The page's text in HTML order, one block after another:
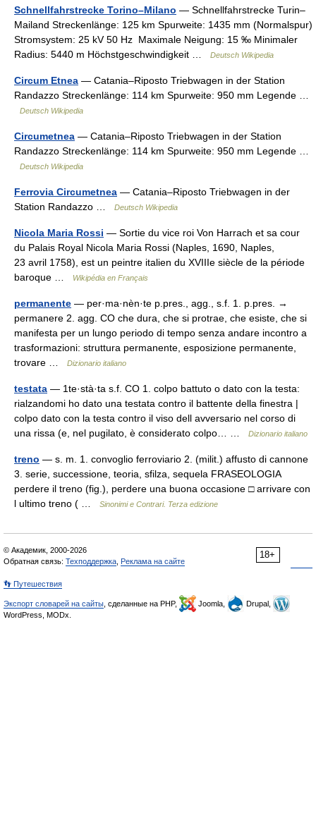
Schnellfahrstrecke Torino–Milano — Schnellfahrstrecke Turin–
Mailand Streckenlänge: 125 km Spurweite: 1435 mm (Normalspur)
Stromsystem: 25 kV 50 Hz Maximale Neigung: 15 ‰ Minimaler
Radius: 5440 m Höchstgeschwindigkeit …
Deutsch Wikipedia
Circum Etnea — Catania–Riposto Triebwagen in der Station
Randazzo Streckenlänge: 114 km Spurweite: 950 mm Legende …
Deutsch Wikipedia
Circumetnea — Catania–Riposto Triebwagen in der Station
Randazzo Streckenlänge: 114 km Spurweite: 950 mm Legende …
Deutsch Wikipedia
Ferrovia Circumetnea — Catania–Riposto Triebwagen in der
Station Randazzo …
Deutsch Wikipedia
Nicola Maria Rossi — Sortie du vice roi Von Harrach et sa cour
du Palais Royal Nicola Maria Rossi (Naples, 1690, Naples,
23 avril 1758), est un peintre italien du XVIIIe siècle de la période
baroque …
Wikipédia en Français
permanente — per·ma·nèn·te p.pres., agg., s.f. 1. p.pres. →
permanere 2. agg. CO che dura, che si protrae, che esiste, che si
manifesta per un lungo periodo di tempo senza andare incontro a
trasformazioni: struttura permanente, esposizione permanente,
trovare …
Dizionario italiano
testata — 1te·stà·ta s.f. CO 1. colpo battuto o dato con la testa:
rialzandomi ho dato una testata contro il battente della finestra |
colpo dato con la testa contro il viso dell avversario nel corso di
una rissa (e, nel pugilato, è considerato colpo… …
Dizionario italiano
treno — s. m. 1. convoglio ferroviario 2. (milit.) affusto di cannone
3. serie, successione, teoria, sfilza, sequela FRASEOLOGIA
perdere il treno (fig.), perdere una buona occasione □ arrivare con
l ultimo treno ( …
Sinonimi e Contrari. Terza edizione
18+
© Академик, 2000-2026
Обратная связь: Техподдержка Реклама на сайте
👣 Путешествия
Экспорт словарей на сайты , сделанные на PHP, Joomla,
Drupal,
WordPress, MODx.